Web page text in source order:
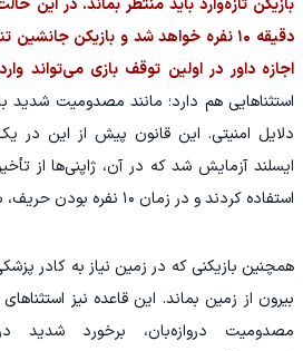
بازیکن تازه‌وارد باید منتظر بماند. در این
دقیقه ۱۰ نفره خواهد شد و بازیکن
اجازه داور در اولین توقف بازی می‌تواند
استثناهایی هم دارد؛ مانند مصدومیت شدید
دلایل امنیتی. این قانون پیش از این در
ایسلند آزمایش شد که در آن، ژاپنی‌ها از
استفاده کردند و در زمان ۱۰ نفره بودن حریف، به گل رسیدند.
همچنین بازیکنی که در زمین نیاز به کادر
بیرون از زمین بماند. این قاعده نیز
مصدومیت دروازه‌بان، برخورد شدید